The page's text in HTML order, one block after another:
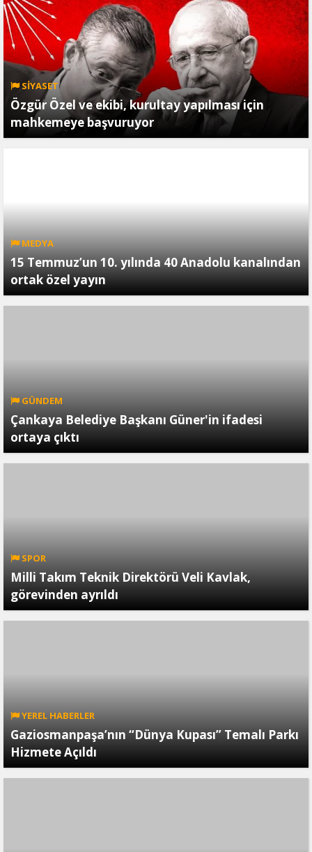
SİYASET
Özgür Özel ve ekibi, kurultay yapılması için
mahkemeye başvuruyor
MEDYA
15 Temmuz’un 10. yılında 40 Anadolu kanalından
ortak özel yayın
GÜNDEM
Çankaya Belediye Başkanı Güner'in ifadesi
ortaya çıktı
SPOR
Milli Takım Teknik Direktörü Veli Kavlak,
görevinden ayrıldı
YEREL HABERLER
Gaziosmanpaşa’nın “Dünya Kupası” Temalı Parkı
Hizmete Açıldı